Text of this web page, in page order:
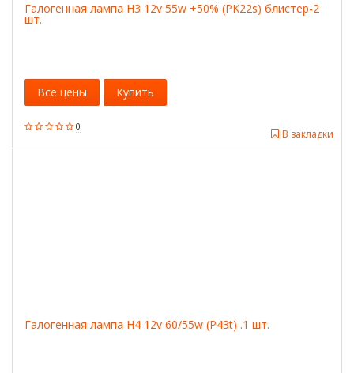
Галогенная лампа H3 12v 55w +50% (PK22s) блистер-2
шт.
0
В закладки
Все цены Купить
Галогенная лампа H4 12v 60/55w (P43t) .1 шт.